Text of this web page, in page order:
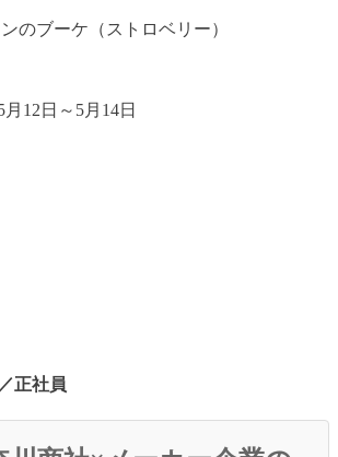
のブーケ（ストロベリー）
12日～5月14日
正社員